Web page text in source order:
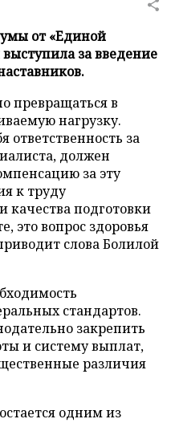
от «Единой
за введение
превращаться в
нагрузку.
ответственность за
должен
за эту
к труду
качества подготовки
это вопрос здоровья
слова Болилой
стандартов.
закрепить
и систему выплат,
различия
одним из